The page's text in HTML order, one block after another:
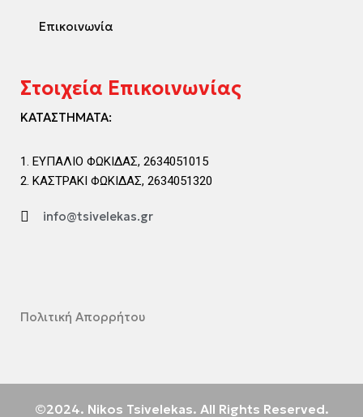
Επικοινωνία
Στοιχεία Επικοινωνίας
ΚΑΤΑΣΤΗΜΑΤΑ:
ΕΥΠΑΛΙΟ ΦΩΚΙΔΑΣ, 2634051015
ΚΑΣΤΡΑΚΙ ΦΩΚΙΔΑΣ, 2634051320
info@tsivelekas.gr
Πολιτική Απορρήτου
©2024. Nikos Tsivelekas. All Rights Reserved.